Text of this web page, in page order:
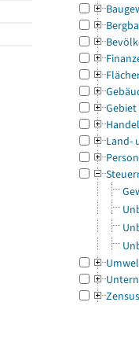
Gebiet
Land-
Zensus